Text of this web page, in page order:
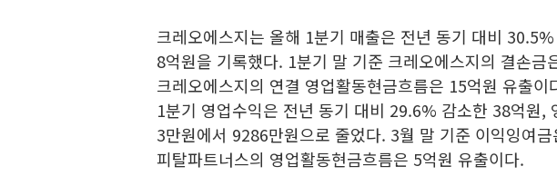
크레오에스지는 올해 1분기 매출은 전년 동기 대비
8억원을 기록했다. 1분기 말 기준 크레오에스지의 결손금
크레오에스지의 연결 영업활동현금흐름은 15억원 유출이
1분기 영업수익은 전년 동기 대비 29.6% 감소한 38억원,
3만원에서 9286만원으로 줄었다. 3월 말 기준 이익잉여
피탈파트너스의 영업활동현금흐름은 5억원 유출이다.